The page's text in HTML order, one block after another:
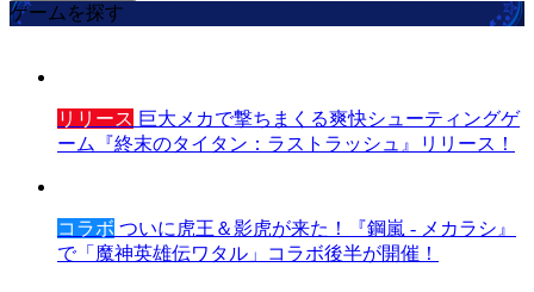
ゲームを探す
リリース 巨大メカで撃ちまくる爽快シューティングゲ
ーム『終末のタイタン：ラストラッシュ』リリース！
コラボ ついに虎王＆影虎が来た！『鋼嵐 - メカラシ』
で「魔神英雄伝ワタル」コラボ後半が開催！